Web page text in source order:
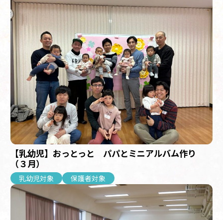
【乳幼児】おっとっと パパとミニアルバム作り
（３月）
乳幼児対象 保護者対象